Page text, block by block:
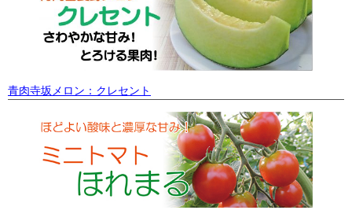
青肉寺坂メロン：クレセント